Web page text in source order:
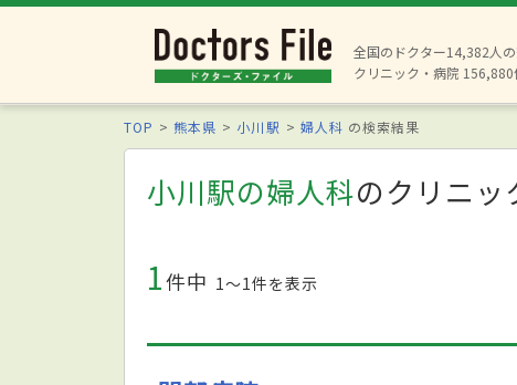
全国のドクター14,382人
クリニック・病院 156,880
TOP 熊本県 小川駅 婦人科 の検索結果
小川駅の婦人科のクリニッ
1件中 1〜1件を表示